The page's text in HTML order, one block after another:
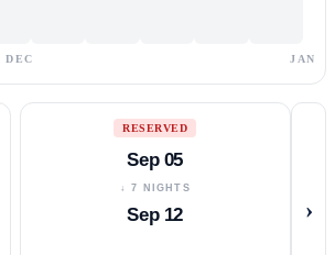
DEC JAN
RESERVED
Sep 05
↓ 7 NIGHTS
Sep 12 ›